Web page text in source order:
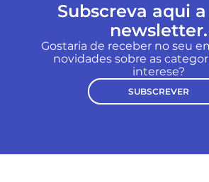
Subscreva aqui a
newsletter.
Gostaria de receber no seu
novidades sobre as
interese?
SUBSCREVER